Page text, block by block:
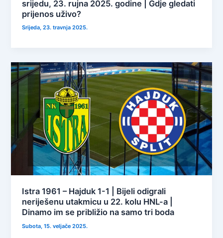
srijedu, 23. rujna 2025. godine | Gdje gledati
prijenos uživo?
Srijeda, 23. travnja 2025.
Istra 1961 – Hajduk 1-1 | Bijeli odigrali
neriješenu utakmicu u 22. kolu HNL-a |
Dinamo im se približio na samo tri boda
Subota, 15. veljače 2025.